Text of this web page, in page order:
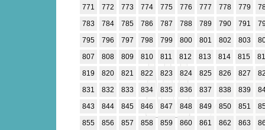
771
772 773 774 775 776 777 778 779
783
784 785 786 787 788 789 790 791
795
796 797 798 799 800 801 802 803
807
808 809 810 811 812 813 814 815
819
820 821 822 823 824 825 826 827
831
832 833 834 835 836 837 838 839
843
844 845 846 847 848 849 850 851
855
856 857 858 859 860 861 862 863